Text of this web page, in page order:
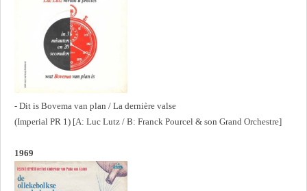
- Dit is Bovema van plan / La dernière valse
(Imperial PR 1) [A: Luc Lutz / B: Franck Pourcel & son Grand Orchestre]
1969